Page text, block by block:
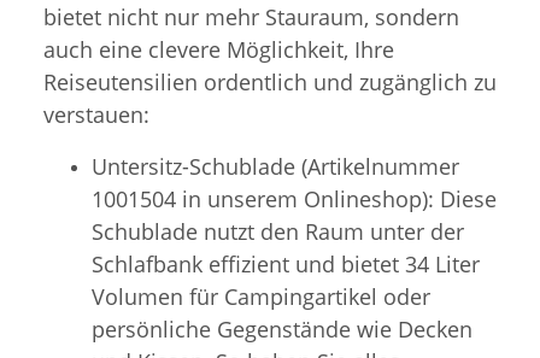
bietet nicht nur mehr Stauraum, sondern
auch eine clevere Möglichkeit, Ihre
Reiseutensilien ordentlich und zugänglich zu
verstauen:
Untersitz-Schublade (Artikelnummer
1001504 in unserem Onlineshop): Diese
Schublade nutzt den Raum unter der
Schlafbank effizient und bietet 34 Liter
Volumen für Campingartikel oder
persönliche Gegenstände wie Decken